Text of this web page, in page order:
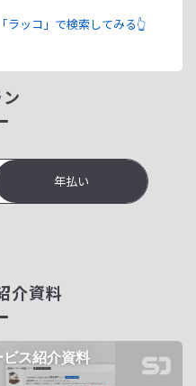
ラッコ」で検索してみる👆
年払い
介資料